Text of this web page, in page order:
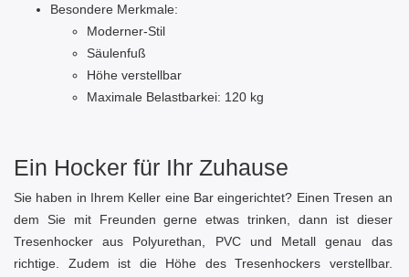
Besondere Merkmale:
Moderner-Stil
Säulenfuß
Höhe verstellbar
Maximale Belastbarkei: 120 kg
Ein Hocker für Ihr Zuhause
Sie haben in Ihrem Keller eine Bar eingerichtet? Einen Tresen an
dem Sie mit Freunden gerne etwas trinken, dann ist dieser
Tresenhocker aus Polyurethan, PVC und Metall genau das
richtige. Zudem ist die Höhe des Tresenhockers verstellbar.